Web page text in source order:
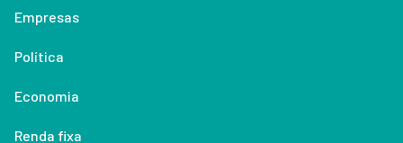
Empresas
Política
Economia
Renda fixa